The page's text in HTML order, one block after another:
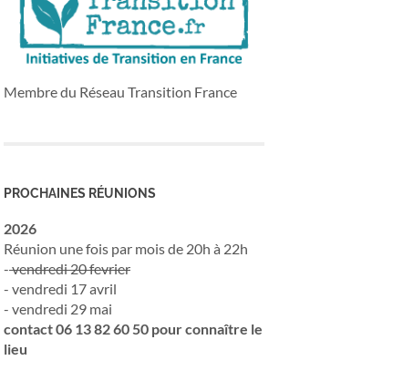
Membre du Réseau Transition France
PROCHAINES RÉUNIONS
2026
Réunion une fois par mois de 20h à 22h
-vendredi 20 fevrier
- vendredi 17 avril
- vendredi 29 mai
contact 06 13 82 60 50 pour connaître le
lieu